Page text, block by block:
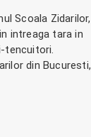
Scoala Zidarilor,
intreaga tara in
tencuitori.
din Bucuresti,